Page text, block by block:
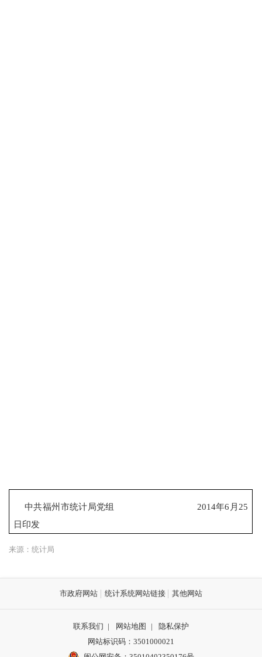
中共福州市统计局党组 2014年6 月25
日印发
来源：统计局
市政府网站 统计系统网站链接 其他网站
联系我们 | 网站地图 |
隐私保护
网站标识码：3501000021